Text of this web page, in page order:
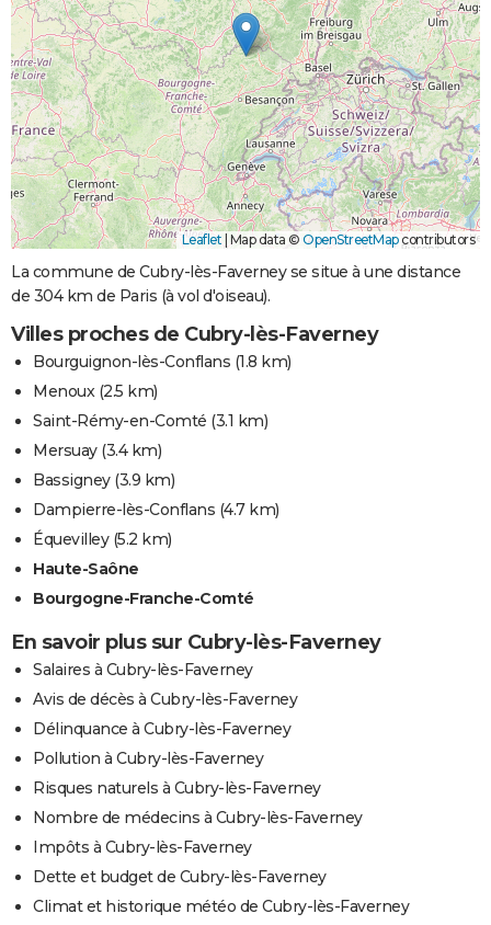
Leaflet Map data © OpenStreetMapcontributors
La commune de Cubry-lès-Faverney se situe à une distance
de 304 km de Paris (à vol d'oiseau).
Villes proches de Cubry-lès-Faverney
Bourguignon-lès-Conflans (1.8 km)
Menoux(2.5 km)
Saint-Rémy-en-Comté (3.1 km)
Mersuay(3.4 km)
Bassigney(3.9 km)
Dampierre-lès-Conflans (4.7 km)
Équevilley(5.2 km)
Haute-Saône
Bourgogne-Franche-Comté
En savoir plus sur Cubry-lès-Faverney
Salaires à Cubry-lès-Faverney
Avis de décès à Cubry-lès-Faverney
Délinquance à Cubry-lès-Faverney
Pollution à Cubry-lès-Faverney
Risques naturels à Cubry-lès-Faverney
Nombre de médecins à Cubry-lès-Faverney
Impôts à Cubry-lès-Faverney
Dette et budget de Cubry-lès-Faverney
Climat et historique météo de Cubry-lès-Faverney